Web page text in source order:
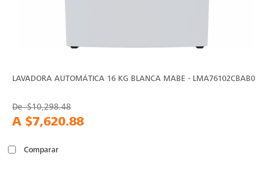
LAVADORA AUTOMÁTICA 16 KG BLANCA MABE - LMA76102CBAB0
De$10,298.48
A $7,620.88
Comparar